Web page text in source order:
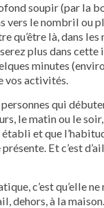
soupir (par la
vers le nombril ou
qu’être là, dans
plus dans
minutes
vos activités.
qui
le matin ou le
et que
Et c’est
c’est qu’elle
dehors, à la